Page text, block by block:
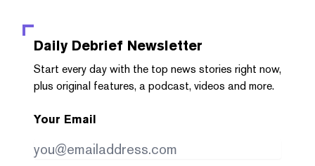
Daily Debrief Newsletter
Start every day with the top news stories right now,
plus original features, a podcast, videos and more.
Your Email